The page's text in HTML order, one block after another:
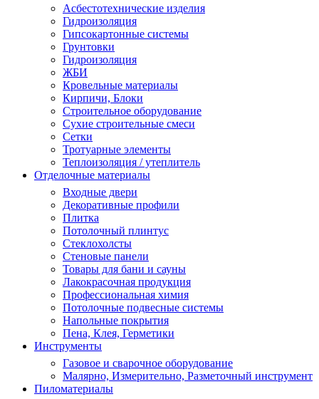
Асбестотехнические изделия
Гидроизоляция
Гипсокартонные системы
Грунтовки
Гидроизоляция
ЖБИ
Кровельные материалы
Кирпичи, Блоки
Строительное оборудование
Сухие строительные смеси
Сетки
Тротуарные элементы
Теплоизоляция / утеплитель
Отделочные материалы
Входные двери
Декоративные профили
Плитка
Потолочный плинтус
Стеклохолсты
Стеновые панели
Товары для бани и сауны
Лакокрасочная продукция
Профессиональная химия
Потолочные подвесные системы
Напольные покрытия
Пена, Клея, Герметики
Инструменты
Газовое и сварочное оборудование
Малярно, Измерительно, Разметочный инструмент
Пиломатериалы